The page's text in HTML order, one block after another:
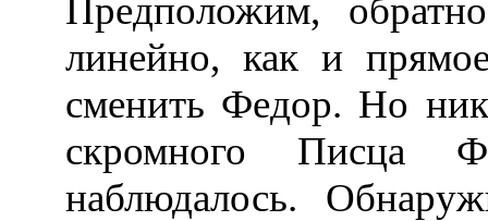
Предположим,
линейно, как и
сменить Федор. Но
скромного Писца
наблюдалось.